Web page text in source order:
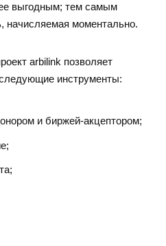
выгодным; тем самым
начисляемая моментально.
arbilink позволяет
инструменты:
и биржей-акцептором;